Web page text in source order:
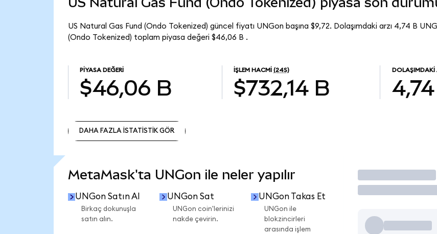
US Natural Gas Fund (Ondo Tokenized) güncel fiyatı UNGon başına $9,72. Dolaşımdaki arzı 4,74 B
(Ondo Tokenized) toplam piyasa değeri $46,06 B .
PIYASA DEĞERI
$46,06 B
İŞLEM HACMI (24S)
$732,14 B
DOLAŞIMDAKI
DAHA FAZLA İSTATİSTİK GÖR
MetaMask'ta UNGon ile neler yapılır
UNGon Satın Al
Birkaç dokunuşla
satın alın.
UNGon Sat
UNGon coin'lerinizi
nakde çevirin.
UNGon Takas Et
UNGon ile
blokzincirleri
arasında işlem
İşlem Yap